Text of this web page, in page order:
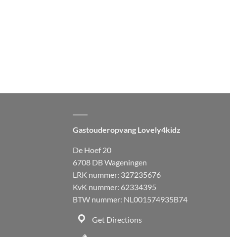
Gastouderopvang Lovely4kidz
De Hoef 20
6708 DB Wageningen
LRK nummer: 327235676
KvK nummer: 62334395
BTW nummer: NL001574935B74
Get Directions